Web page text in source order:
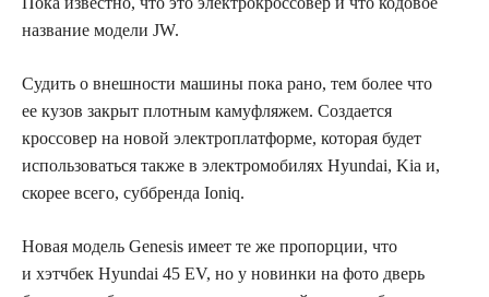
название модели JW.
Судить о внешности машины пока рано, тем более что
ее кузов закрыт плотным камуфляжем. Создается
кроссовер на новой электроплатформе, которая будет
использоваться также в электромобилях Hyundai, Kia и,
скорее всего, суббренда Ioniq.
Новая модель Genesis имеет те же пропорции, что
и хэтчбек Hyundai 45 EV, но у новинки на фото дверь